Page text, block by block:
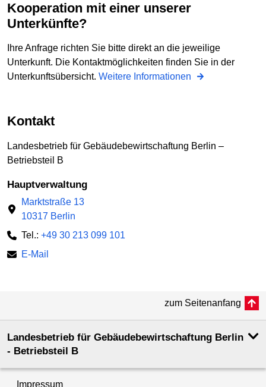
Kooperation mit einer unserer
Unterkünfte?
Ihre Anfrage richten Sie bitte direkt an die jeweilige
Unterkunft. Die Kontaktmöglichkeiten finden Sie in der
Unterkunftsübersicht. Weitere Informationen
Kontakt
Landesbetrieb für Gebäudebewirtschaftung Berlin –
Betriebsteil B
Hauptverwaltung
Marktstraße 13
10317 Berlin
Tel.: +49 30 213 099 101
E-Mail
zum Seitenanfang
Landesbetrieb für Gebäudebewirtschaftung Berlin
- Betriebsteil B
Impressum